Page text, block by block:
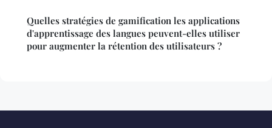
Quelles stratégies de gamification les applications
d'apprentissage des langues peuvent-elles utiliser
pour augmenter la rétention des utilisateurs ?